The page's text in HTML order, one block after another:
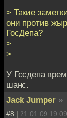
> Такие
они против
ГосДепа?
>
>
У Госдепа
шанс.
Jack Jumper »
#8 | 21.01.09 19:09